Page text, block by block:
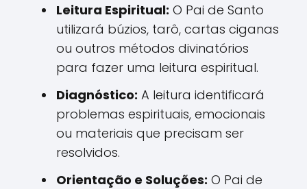
Leitura Espiritual: O Pai de Santo
utilizará búzios, tarô, cartas ciganas
ou outros métodos divinatórios
para fazer uma leitura espiritual.
Diagnóstico: A leitura identificará
problemas espirituais, emocionais
ou materiais que precisam ser
resolvidos.
Orientação e Soluções: O Pai de